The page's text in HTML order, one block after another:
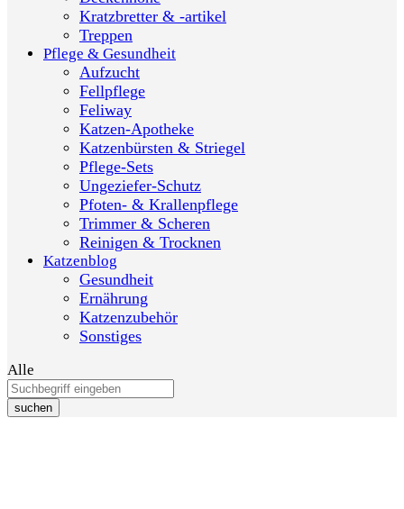
Kratzbretter & -artikel
Treppen
Pflege & Gesundheit
Aufzucht
Fellpflege
Feliway
Katzen-Apotheke
Katzenbürsten & Striegel
Pflege-Sets
Ungeziefer-Schutz
Pfoten- & Krallenpflege
Trimmer & Scheren
Reinigen & Trocknen
Katzenblog
Gesundheit
Ernährung
Katzenzubehör
Sonstiges
Alle
suchen